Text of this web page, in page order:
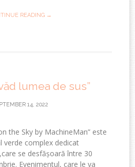
READING →
lumea de sus”
14, 2022
the Sky by MachineMan” este
verde complex dedicat
se desfășoară între 30
Evenimentul, care le va